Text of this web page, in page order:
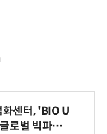
화센터, 'BIO U
로벌 빅파마